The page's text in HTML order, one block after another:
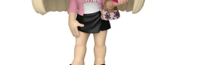
Оренбургская область
Пензенская область
Ростовская область